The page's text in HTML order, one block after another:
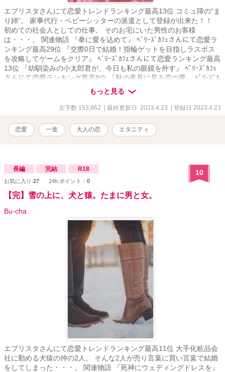
エブリスタさんにて恋愛トレンドランキング最高13位 コミュ障の“ま
り姉”。 家事代行・ベビーシッターの派遣として登録が出来た！！
初めての社会人としての仕事。 そのお宅にいた男性のお客様
は・・・。 関連物語 『拳に愛を込めて』 ﾍﾞﾘｰｽﾞｶﾌｪさんにて恋愛ラ
ンキング最高29位 『交際0日で結婚！指輪ゲットを目指しラスボス
を攻略してゲームをクリア』 ﾍﾞﾘｰｽﾞｶﾌｪさんにて恋愛ランキング最高
13位 『幼馴染みの小太郎君が、今日も私の眼鏡を外す』 ﾍﾞﾘｰｽﾞｶﾌｪ
さんにて恋愛ランキング最高8位 『秋の夜長に見る恋の夢』 ﾍﾞﾘｰｽﾞｶ
ﾌｪさんにて恋愛ランキング最高17位 私の物語は全てがシリーズにな
っておりますが、どれを先に読んでも楽しめるかと思います。 伏線
のようなものを回収していく物語ばかりなので、途中まではよく分
かっていくかと思います。
もっと見る
文字数 153,862 | 最終更新日 2023.4.23 | 登録日 2023.4.23
恋愛 一途 大人の恋 エタニティ
長編 完結 R18
お気に入り:27 24h.ポイント： 0
10
【完】雪の上に、犬と猿。たまに男と女。
Bu-cha
エブリスタさんにて恋愛トレンドランキング最高11位 大手化粧品会
社に勤める犬猿の仲の2人。 そんな2人が売り言葉に買い言葉で結婚
をしてしまった・・・。 関連物語 『死神にウェディングドレスを』